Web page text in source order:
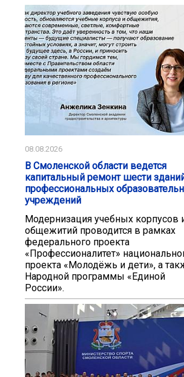
08.08.2026
В Смоленской области ведется
капитальный ремонт шести
профессиональных
учреждений
Модернизация учебных корпусов
общежитий проводится в рамках
федерального проекта
«Профессионалитет»
проекта «Молодёжь и дети», а
Народной программы «Единой
России».